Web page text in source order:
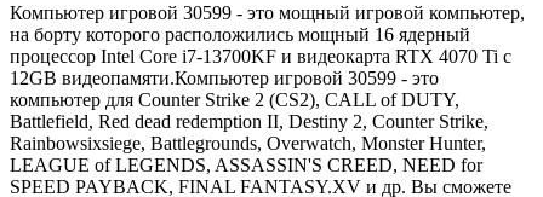
Компьютер игровой 30599 - это мощный игровой компьютер,
на борту которого расположились мощный 16 ядерный
процессор Intel Core i7-13700KF и видеокарта RTX 4070 Ti с
12GB видеопамяти.Компьютер игровой 30599 - это
компьютер для Counter Strike 2 (CS2), CALL of DUTY,
Battlefield, Red dead redemption II, Destiny 2, Counter Strike,
Rainbowsixsiege, Battlegrounds, Overwatch, Monster Hunter,
LEAGUE of LEGENDS, ASSASSIN'S CREED, NEED for
SPEED PAYBACK, FINAL FANTASY.XV и др. Вы сможете